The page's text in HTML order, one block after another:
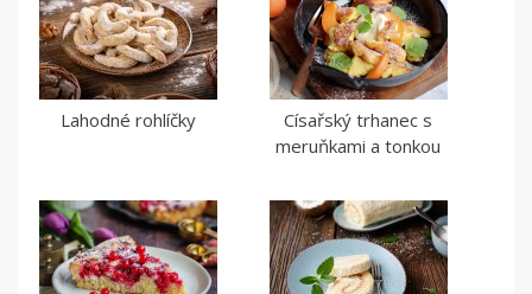
Lahodné rohlíčky
Císařský trhanec s
meruňkami a tonkou